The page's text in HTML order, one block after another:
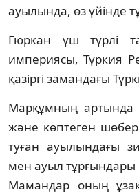
ауылында, өз үйінде
Гюркан үш түрлі
империясы, Түркия
қазіргі замандағы
Марқұмның артында
және көптеген
туған ауылындағы
мен ауыл тұрғындары
Мамандар оның